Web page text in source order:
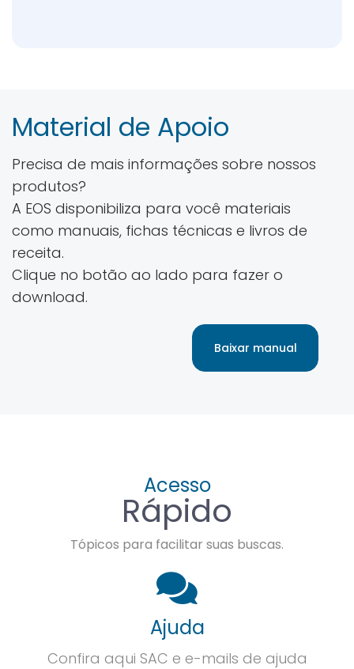
Material de Apoio
Precisa de mais informações sobre nossos
produtos?
A EOS disponibiliza para você materiais
como manuais, fichas técnicas e livros de
receita.
Clique no botão ao lado para fazer o
download.
Baixar manual
Acesso
Rápido
Tópicos para facilitar suas buscas.
Ajuda
Confira aqui SAC e e-mails de ajuda